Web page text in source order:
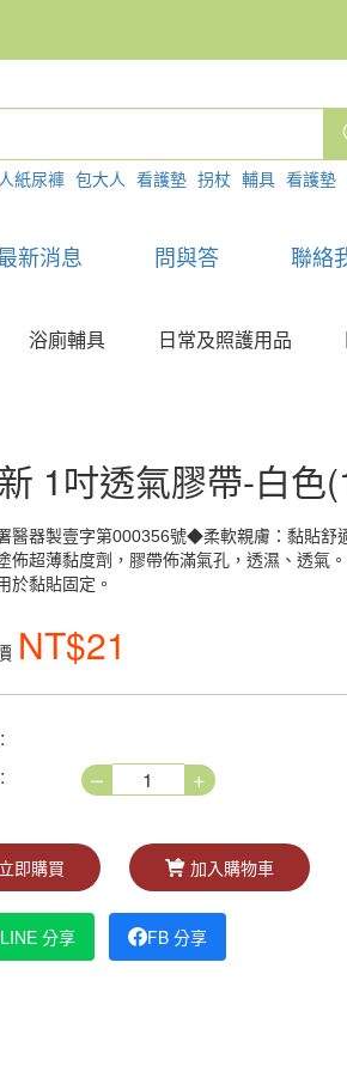
紙尿褲 包大人 看護墊 拐杖 輔具 看護墊
新消息 問與答 聯絡
浴廁輔具 日常及照護用品
1吋透氣膠帶-白色
醫器製壹字第000356號◆柔軟親膚：黏貼舒
佈超薄黏度劑，膠帶佈滿氣孔，透濕、透氣
於黏貼固定。
NT$21
– +
立即購買 加入購物車
LINE 分享 FB 分享